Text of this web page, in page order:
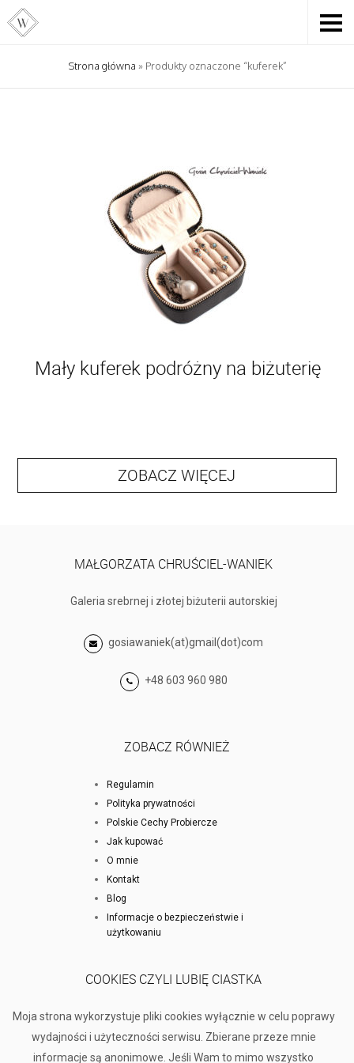
Strona główna » Produkty oznaczone “kuferek”
Mały kuferek podróżny na biżuterię
ZOBACZ WIĘCEJ
MAŁGORZATA CHRUŚCIEL-WANIEK
Galeria srebrnej i złotej biżuterii autorskiej
gosiawaniek(at)gmail(dot)com
+48 603 960 980
ZOBACZ RÓWNIEŻ
Regulamin
Polityka prywatności
Polskie Cechy Probiercze
Jak kupować
O mnie
Kontakt
Blog
Informacje o bezpieczeństwie i
użytkowaniu
COOKIES CZYLI LUBIĘ CIASTKA
Moja strona wykorzystuje pliki cookies wyłącznie w celu poprawy
wydajności i użyteczności serwisu. Zbierane przeze mnie
informacje są anonimowe. Jeśli Wam to mimo wszystko